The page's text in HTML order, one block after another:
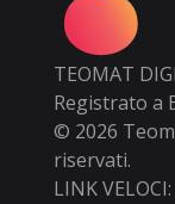
TEOMAT
Registrato a
© 2026
riservati.
LINK VELOCI: